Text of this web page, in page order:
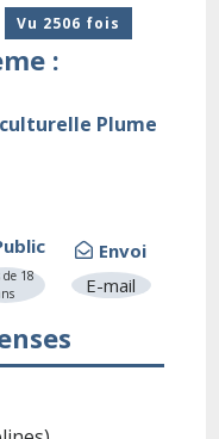
Vu 2506 fois
:
Plume
de 18
Envoi
E-mail